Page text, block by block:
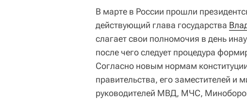
В марте в России прошли
действующий глава государства
слагает свои полномочия в день
после чего следует процедура
Согласно новым нормам
правительства, его заместителей и
руководителей МВД, МЧС,